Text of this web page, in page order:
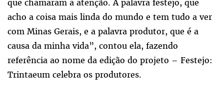
que chamaram a atenção. A palavra festejo, que
acho a coisa mais linda do mundo e tem tudo a ver
com Minas Gerais, e a palavra produtor, que é a
causa da minha vida”, contou ela, fazendo
referência ao nome da edição do projeto – Festejo:
Trintaeum celebra os produtores.